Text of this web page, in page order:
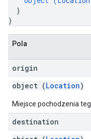
}
}
Pola
origin
object (Location)
Miejsce pochodzenia
destination